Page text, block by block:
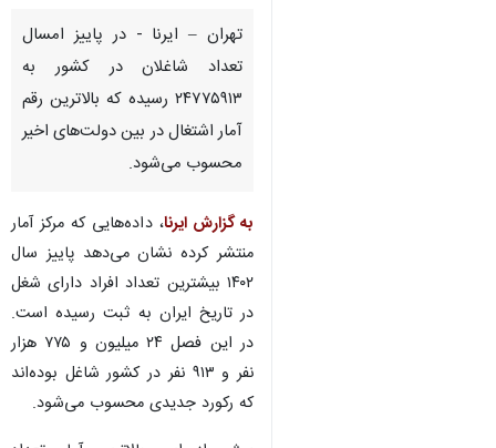
تهران – ایرنا - در پاییز امسال
تعداد شاغلان در کشور به
۲۴۷۷۵۹۱۳ رسیده که بالاترین رقم
آمار اشتغال در بین دولت‌های اخیر
محسوب می‌شود.
به گزارش ایرنا، داده‌هایی که مرکز آمار
منتشر کرده نشان می‌دهد پاییز سال
۱۴۰۲ بیشترین تعداد افراد دارای شغل
در تاریخ ایران به ثبت رسیده است.
در این فصل ۲۴ میلیون و ۷۷۵ هزار
نفر و ۹۱۳ نفر در کشور شاغل بوده‌اند
که رکورد جدیدی محسوب می‌شود.